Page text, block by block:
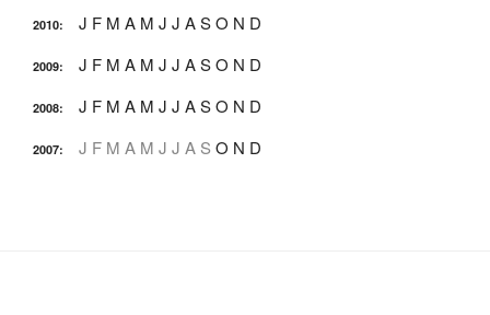
2010: J F M A M J J ASO N D
2009: J F M A M J J ASO N D
2008: J F M A M J J ASO N D
2007: J F M A M J J A S O N D